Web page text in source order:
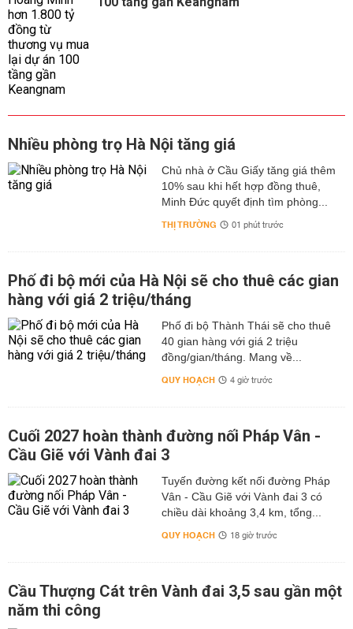
Nhiều phòng trọ Hà Nội tăng giá
Chủ nhà ở Cầu Giấy tăng giá thêm
10% sau khi hết hợp đồng thuê,
Minh Đức quyết định tìm phòng...
THỊ TRƯỜNG 01 phút trước
Phố đi bộ mới của Hà Nội sẽ cho thuê các gian
hàng với giá 2 triệu/tháng
Phố đi bộ Thành Thái sẽ cho thuê
40 gian hàng với giá 2 triệu
đồng/gian/tháng. Mang về...
QUY HOẠCH 4 giờ trước
Cuối 2027 hoàn thành đường nối Pháp Vân -
Cầu Giẽ với Vành đai 3
Tuyến đường kết nối đường Pháp
Vân - Cầu Giẽ với Vành đai 3 có
chiều dài khoảng 3,4 km, tổng...
QUY HOẠCH 18 giờ trước
Cầu Thượng Cát trên Vành đai 3,5 sau gần một
năm thi công